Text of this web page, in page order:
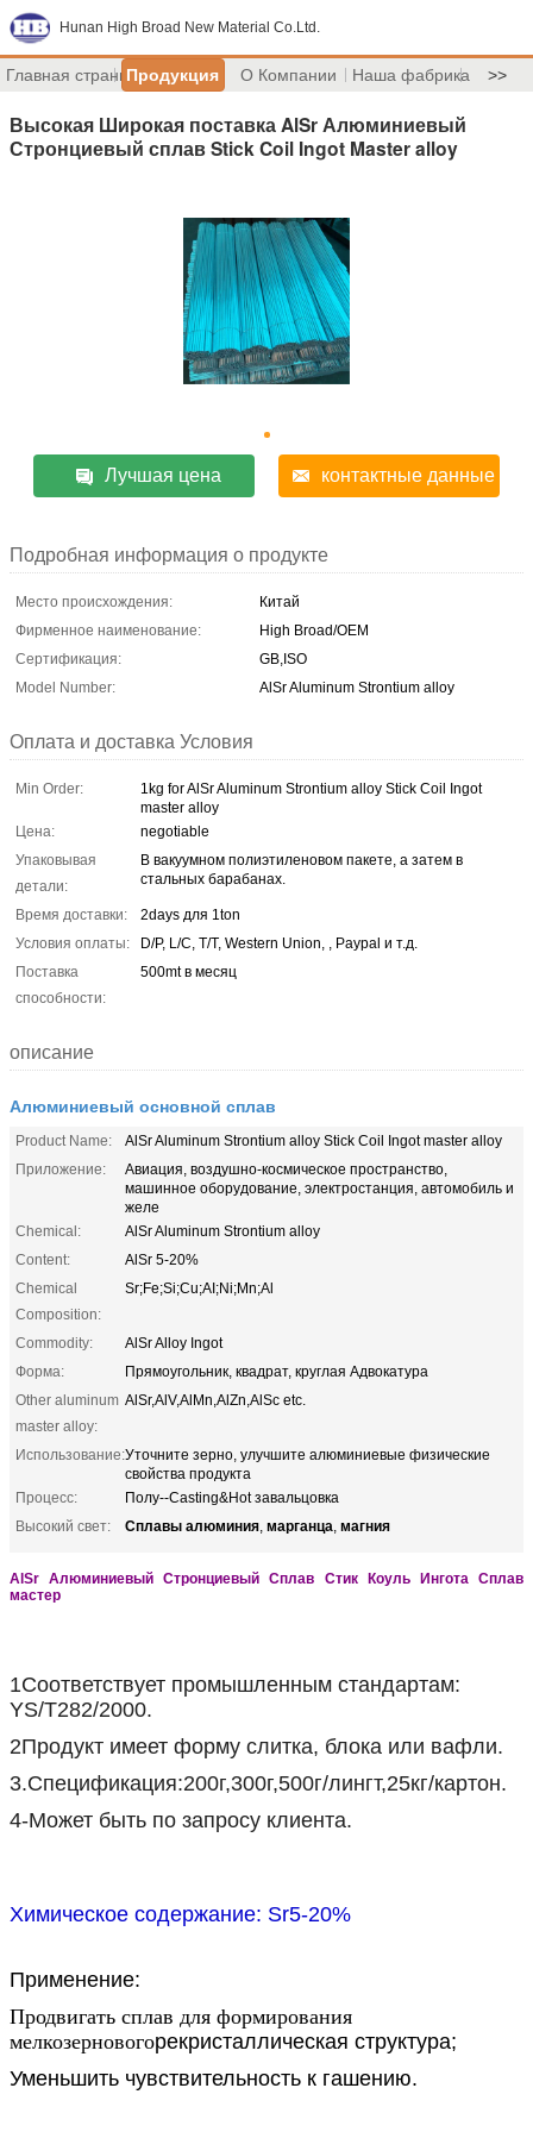
Hunan High Broad New Material Co.Ltd.
Главная страницаПродукция О Компании Наша фабрика >>
Высокая Широкая поставка AlSr Алюминиевый
Стронциевый сплав Stick Coil Ingot Master alloy
Лучшая цена контактные данные
Подробная информация о продукте
Место происхождения:
Китай
Фирменное наименование:
High Broad/OEM
Сертификация:
GB,ISO
Model Number:
AlSr Aluminum Strontium alloy
Оплата и доставка Условия
Min Order:
1kg for AlSr Aluminum Strontium alloy Stick Coil Ingot
master alloy
Цена:
negotiable
Упаковывая
детали:
В вакуумном полиэтиленовом пакете, а затем в
стальных барабанах.
Время доставки:
2days для 1ton
Условия оплаты:
D/P, L/C, T/T, Western Union, , Paypal и т.д.
Поставка
способности:
500mt в месяц
описание
Алюминиевый основной сплав
Product Name:
AlSr Aluminum Strontium alloy Stick Coil Ingot master alloy
Приложение:
Авиация, воздушно-космическое пространство,
машинное оборудование, электростанция, автомобиль и
желе
Chemical:
AlSr Aluminum Strontium alloy
Content:
AlSr 5-20%
Chemical
Composition:
Sr;Fe;Si;Cu;AI;Ni;Mn;Al
Commodity:
AlSr Alloy Ingot
Форма:
Прямоугольник, квадрат, круглая Адвокатура
Other aluminum
master alloy:
AlSr,AlV,AlMn,AlZn,AlSc etc.
Использование:Уточните зерно, улучшите алюминиевые физические
свойства продукта
Процесс:
Полу--Casting&Hot завальцовка
Высокий свет:
Сплавы алюминия, марганца, магния
AlSr Алюминиевый Стронциевый Сплав Стик Коуль Ингота Сплав
мастер
1Соответствует промышленным стандартам:
YS/T282/2000.
2Продукт имеет форму слитка, блока или вафли.
3.Спецификация:200г,300г,500г/лингт,25кг/картон.
4-Может быть по запросу клиента.
Химическое содержание: Sr5-20%
Применение:
Продвигать сплав для формирования
мелкозерновогорекристаллическая структура;
Уменьшить чувствительность к гашению.